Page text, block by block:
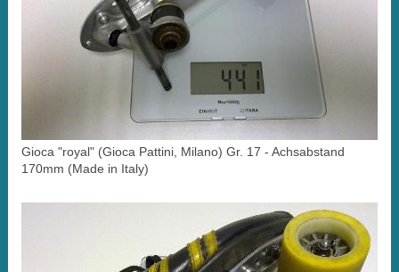
Gioca "royal" (Gioca Pattini, Milano) Gr. 17 - Achsabstand
170mm (Made in Italy)